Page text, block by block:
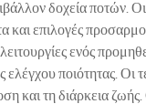
δοχεία ποτών.
επιλογές
ενός
ελέγχου ποιότητας.
και τη διάρκεια